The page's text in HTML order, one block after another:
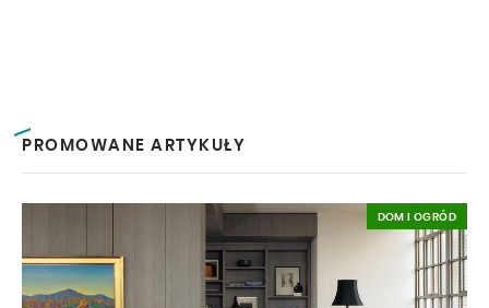
PROMOWANE ARTYKUŁY
DOM I OGRÓD